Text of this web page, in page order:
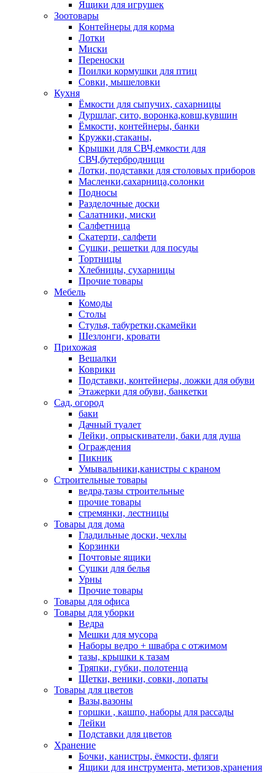
Ящики для игрушек
Зоотовары
Контейнеры для корма
Лотки
Миски
Переноски
Поилки кормушки для птиц
Совки, мышеловки
Кухня
Ёмкости для сыпучих, сахарницы
Дуршлаг, сито, воронка,ковш,кувшин
Ёмкости, контейнеры, банки
Кружки,стаканы,
Крышки для СВЧ,емкости для
СВЧ,бутербродници
Лотки, подставки для столовых приборов
Масленки,сахарница,солонки
Подносы
Разделочные доски
Салатники, миски
Салфетница
Скатерти, салфети
Сушки, решетки для посуды
Тортницы
Хлебницы, сухарницы
Прочие товары
Мебель
Комоды
Столы
Стулья, табуретки,скамейки
Шезлонги, кровати
Прихожая
Вешалки
Коврики
Подставки, контейнеры, ложки для обуви
Этажерки для обуви, банкетки
Сад, огород
баки
Дачный туалет
Лейки, опрыскиватели, баки для душа
Ограждения
Пикник
Умывальники,канистры с краном
Строительные товары
ведра,тазы строительные
прочие товары
стремянки, лестницы
Товары для дома
Гладильные доски, чехлы
Корзинки
Почтовые ящики
Сушки для белья
Урны
Прочие товары
Товары для офиса
Товары для уборки
Ведра
Мешки для мусора
Наборы ведро + швабра с отжимом
тазы, крышки к тазам
Тряпки, губки, полотенца
Щетки, веники, совки, лопаты
Товары для цветов
Вазы,вазоны
горшки , кашпо, наборы для рассады
Лейки
Подставки для цветов
Хранение
Бочки, канистры, ёмкости, фляги
Ящики для инструмента, метизов,хранения